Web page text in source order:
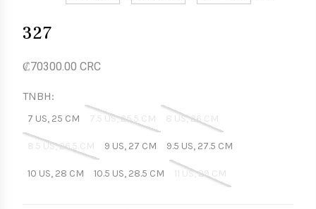
327
₡70300.00 CRC
TNBH:
7 US, 25 CM 7.5 US, 25.5 CM 8 US, 26 CM
8.5 US, 26.5 CM 9 US, 27 CM 9.5 US, 27.5 CM
10 US, 28 CM 10.5 US, 28.5 CM 11 US, 29 CM